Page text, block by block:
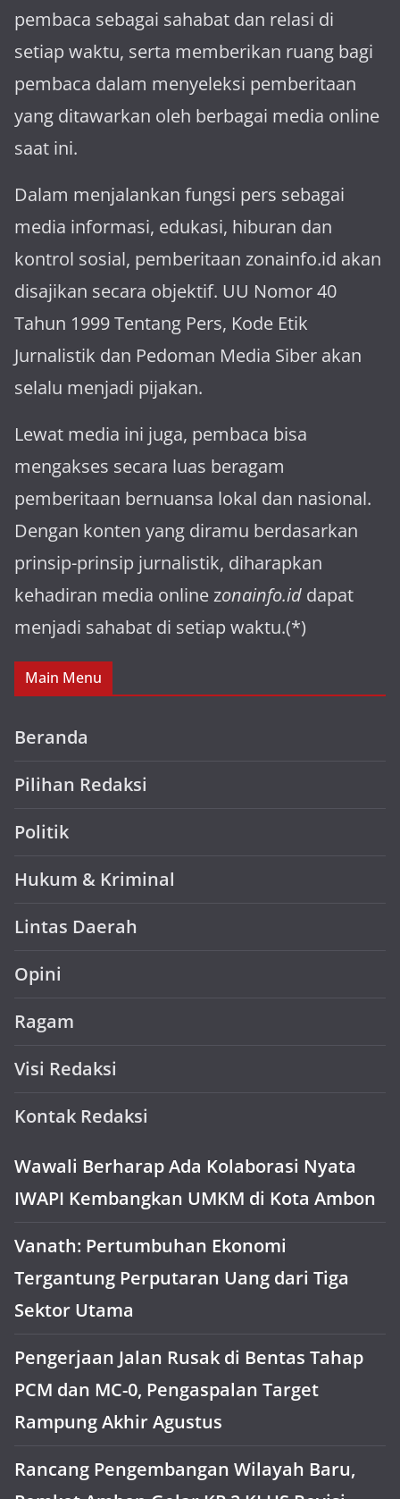
pembaca sebagai sahabat dan relasi di
setiap waktu, serta memberikan ruang bagi
pembaca dalam menyeleksi pemberitaan
yang ditawarkan oleh berbagai media online
saat ini.
Dalam menjalankan fungsi pers sebagai
media informasi, edukasi, hiburan dan
kontrol sosial, pemberitaan zonainfo.id akan
disajikan secara objektif. UU Nomor 40
Tahun 1999 Tentang Pers, Kode Etik
Jurnalistik dan Pedoman Media Siber akan
selalu menjadi pijakan.
Lewat media ini juga, pembaca bisa
mengakses secara luas beragam
pemberitaan bernuansa lokal dan nasional.
Dengan konten yang diramu berdasarkan
prinsip-prinsip jurnalistik, diharapkan
kehadiran media online zonainfo.id dapat
menjadi sahabat di setiap waktu.(*)
Main Menu
Beranda
Pilihan Redaksi
Politik
Hukum & Kriminal
Lintas Daerah
Opini
Ragam
Visi Redaksi
Kontak Redaksi
Wawali Berharap Ada Kolaborasi Nyata
IWAPI Kembangkan UMKM di Kota Ambon
Vanath: Pertumbuhan Ekonomi
Tergantung Perputaran Uang dari Tiga
Sektor Utama
Pengerjaan Jalan Rusak di Bentas Tahap
PCM dan MC-0, Pengaspalan Target
Rampung Akhir Agustus
Rancang Pengembangan Wilayah Baru,